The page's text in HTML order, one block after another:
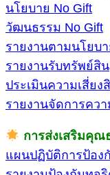
นโยบาย No Gift
วัฒนธรรม No Gift
รายงานตามนโยบ
รายงานรับทรัพย์สิน
ประเมินความเสี่ยง
รายงานจัดการคว
การส่งเสริมคุณ
แผนปฏิบัติการป้อง